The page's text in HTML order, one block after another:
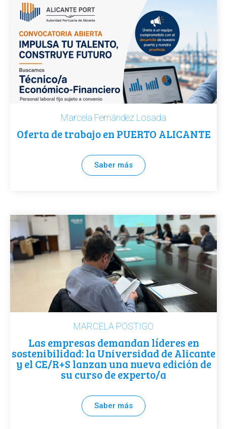
Marcela Fernández Losada
Oferta de trabajo en PUERTO ALICANTE
Saber más
MARCELA POSTIGO
Las empresas demandan líderes en
sostenibilidad: la Universidad de Alicante
y el CE/R+S lanzan una nueva edición de
su curso de experto/a
Saber más